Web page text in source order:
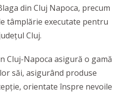
din Cluj Napoca, precum
tâmplărie executate pentru
Cluj.
Cluj-Napoca asigură o gamă
săi, asigurând produse
orientate înspre nevoile